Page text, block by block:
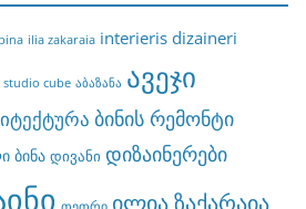
ilia zakaraia interieris dizaineri
studio cube აბაზანა ავეჯი
ბინის რემონტი
ბინა დივანი დიზაინერები
თეთრი ილია ზაქარაია